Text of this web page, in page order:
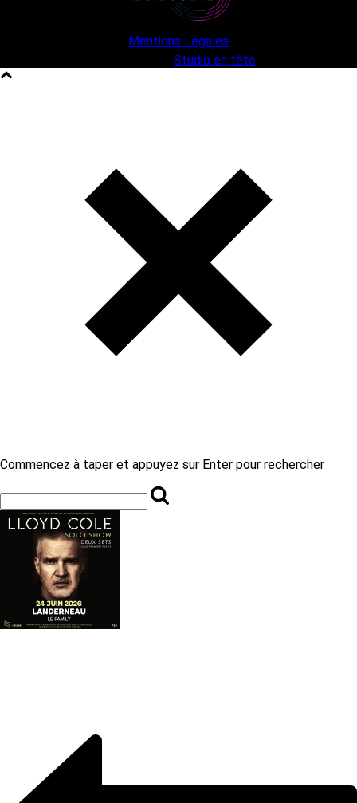
Mentions Légales
Studio en tête
Commencez à taper et appuyez sur Enter pour rechercher